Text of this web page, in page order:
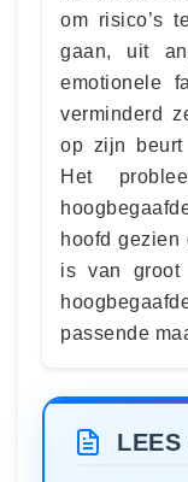
om risico’s
gaan, uit
emotionele
verminderd
op zijn beurt
Het
hoofd gezien
is van groot
passende